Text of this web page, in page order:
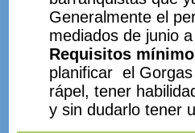
Generalmente el
mediados de junio
Requisitos
planificar el
rápel, tener
y sin dudarlo tener